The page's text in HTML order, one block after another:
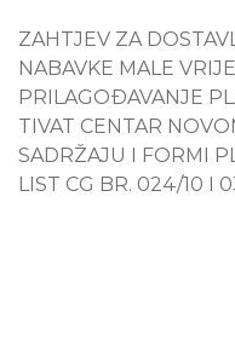
ZAHTJEV ZA
NABAVKE MALE
PRILAGOĐAVANJE
TIVAT CENTAR
SADRŽAJU I FORMI
LIST CG BR. 024/10 I